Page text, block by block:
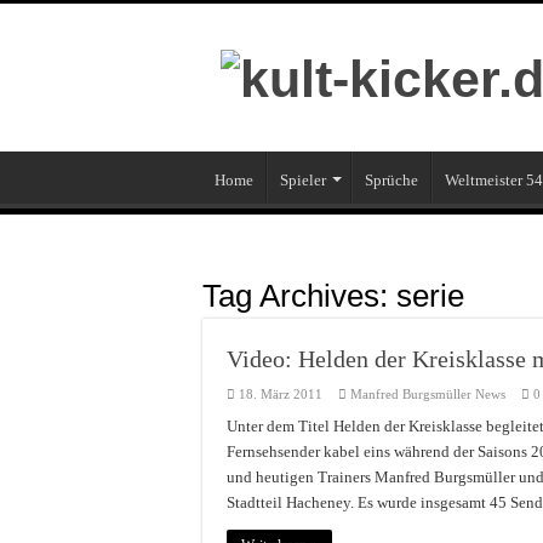
Home Spieler Sprüche Weltmeister 54
Tag Archives: serie
Video: Helden der Kreisklasse
18. März 2011 Manfred Burgsmüller News 0
Unter dem Titel Helden der Kreisklasse
Fernsehsender kabel eins während der
und heutigen Trainers Manfred Burgsmüller
Stadtteil Hacheney. Es wurde insgesamt 45